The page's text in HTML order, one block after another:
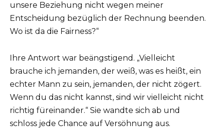
unsere Beziehung nicht wegen meiner
Entscheidung bezüglich der Rechnung beenden.
Wo ist da die Fairness?“
Ihre Antwort war beängstigend. „Vielleicht
brauche ich jemanden, der weiß, was es heißt, ein
echter Mann zu sein, jemanden, der nicht zögert.
Wenn du das nicht kannst, sind wir vielleicht nicht
richtig füreinander.“ Sie wandte sich ab und
schloss jede Chance auf Versöhnung aus.